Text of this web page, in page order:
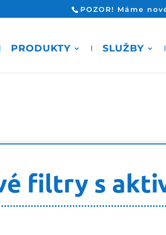
POZOR! Máme
PRODUKTY SLUŽBY
filtry s